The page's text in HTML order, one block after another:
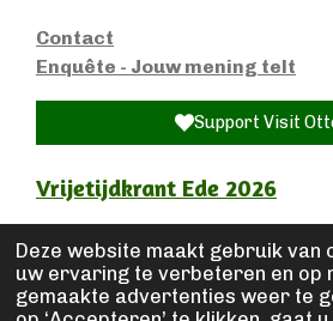
Deze website maakt gebruik van
uw ervaring te verbeteren en op
gemaakte advertenties weer te
k
m
Contact
Enquête - Jouw mening telt
Support Visit
Vrijetijdkrant Ede 2026
Privacy- en
Algemene